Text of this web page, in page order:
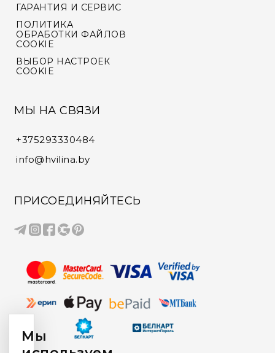
ГАРАНТИЯ И СЕРВИС
ПОЛИТИКА
ОБРАБОТКИ ФАЙЛОВ
COOKIE
ВЫБОР НАСТРОЕК
COOKIE
МЫ НА СВЯЗИ
+375293330484
info@hvilina.by
ПРИСОЕДИНЯЙТЕСЬ
Мы